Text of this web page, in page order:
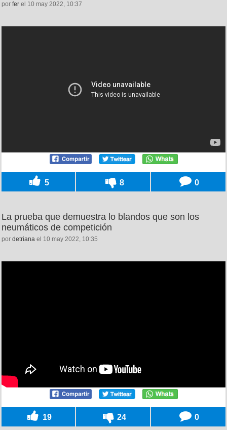
por fer el 10 may 2022, 10:37
5 8 0
La prueba que demuestra lo blandos que son los
neumáticos de competición
por detriana el 10 may 2022, 10:35
19 24 0